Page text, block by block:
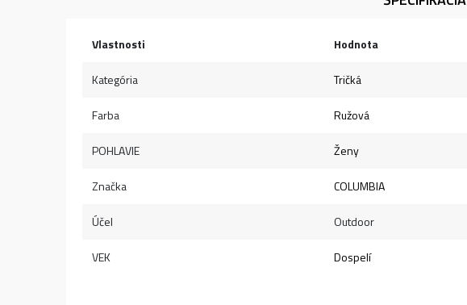
Vlastnosti Hodnota
Kategória Tričká
Farba Ružová
POHLAVIE Ženy
Značka COLUMBIA
Účel Outdoor
VEK Dospelí